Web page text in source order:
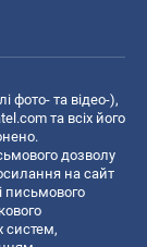
фото- та відео-),
та всіх його
дозволу
на сайт
письмового
систем,